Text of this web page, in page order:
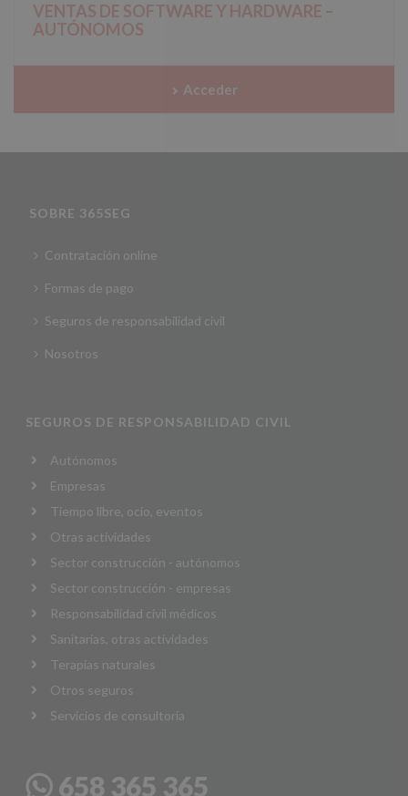
VENTAS DE SOFTWARE Y HARDWARE –
AUTÓNOMOS
Acceder
SOBRE 365SEG
Contratación online
Formas de pago
Seguros de responsabilidad civil
Nosotros
SEGUROS DE RESPONSABILIDAD CIVIL
Autónomos
Empresas
Tiempo libre, ocio, eventos
Otras actividades
Sector construcción - autónomos
Sector construcción - empresas
Responsabilidad civil médicos
Sanitarias, otras actividades
Terapias naturales
Otros seguros
Servicios de consultoría
658 365 365